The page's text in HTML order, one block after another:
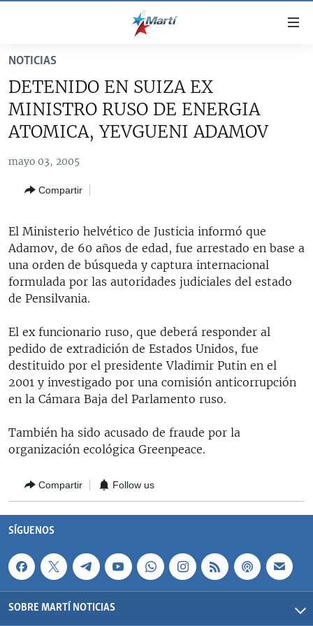
accesibilidad
contenido
principal
Ir
navegación
la
búsqueda
CUBA
INFORME DEL DEPARTAMENTO DE ESTADO DE EEUU
ESTADOS UNIDOS
DEPORTES
ARTE Y ENTRETENIMIENTO
OPINIÓN GRÁFICA
AUDIOVISUALES MARTÍ
RADIO MARTÍ
ESPECIALES
ESPECIALES
LA REALIDAD DE LA VIVIENDA EN CUBA
SER VIEJO EN CUBA
KENTU-CUBANO
DESINFORMACIÓN RUSA EN AMÉRICA LATINA
LA INVASIÓN DE RUSIA A UCRANIA
MULTIMEDIA
EDITORIALES
SÍGUENOS
NOTICIAS
DETENIDO EN SUIZA EX
MINISTRO RUSO DE ENERGIA
ATOMICA, YEVGUENI ADAMOV
mayo 03, 2005
Compartir
El Ministerio helvético de Justicia informó que
Adamov, de 60 años de edad, fue arrestado en base a
una orden de búsqueda y captura internacional
formulada por las autoridades judiciales del estado
de Pensilvania.
El ex funcionario ruso, que deberá responder al
pedido de extradición de Estados Unidos, fue
destituido por el presidente Vladimir Putin en el
2001 y investigado por una comisión anticorrupción
en la Cámara Baja del Parlamento ruso.
También ha sido acusado de fraude por la
organización ecológica Greenpeace.
Compartir Follow us
SÍGUENOS
SOBRE MARTÍ NOTICIAS